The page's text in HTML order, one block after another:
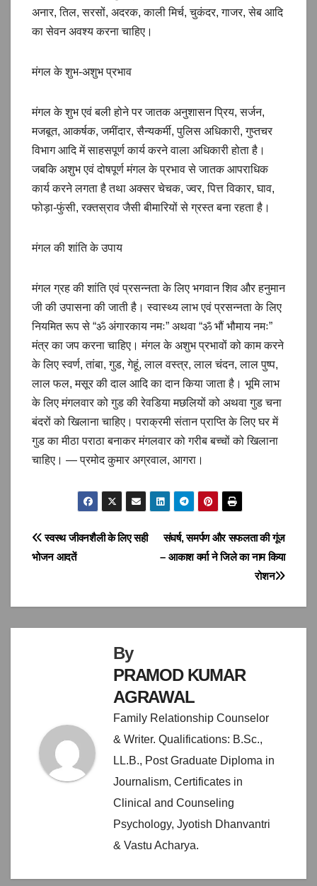
अनार, तिल, सरसों, अदरक, काली मिर्च, चुकंदर, गाजर, सेब आदि
का सेवन अवश्य करना चाहिए।
मंगल के शुभ-अशुभ प्रभाव
मंगल के शुभ एवं बली होने पर जातक अनुशासन प्रिय, सर्जन,
मजबूत, आकर्षक, जमींदार, सैन्यकर्मी, पुलिस अधिकारी, गुप्तचर
विभाग आदि में साहसपूर्ण कार्य करने वाला अधिकारी होता है।
जबकि अशुभ एवं दोषपूर्ण मंगल के प्रभाव से जातक आपराधिक
कार्य करने लगता है तथा अक्सर चेचक, ज्वर, पित्त विकार, घाव,
फोड़ा-फुंसी, रक्तस्राव जैसी बीमारियों से ग्रस्त बना रहता है।
मंगल की शांति के उपाय
मंगल ग्रह की शांति एवं प्रसन्नता के लिए भगवान शिव और हनुमान
जी की उपासना की जाती है। स्वास्थ्य लाभ एवं प्रसन्नता के लिए
नियमित रूप से “ॐ अंगारकाय नमः” अथवा “ॐ भौं भौमाय नमः”
मंत्र का जप करना चाहिए। मंगल के अशुभ प्रभावों को काम करने
के लिए स्वर्ण, तांबा, गुड, गेहूं, लाल वस्त्र, लाल चंदन, लाल पुष्प,
लाल फल, मसूर की दाल आदि का दान किया जाता है। भूमि लाभ
के लिए मंगलवार को गुड की रेवडिया मछलियों को अथवा गुड चना
बंदरों को खिलाना चाहिए। पराक्रमी संतान प्राप्ति के लिए घर में
गुड का मीठा पराठा बनाकर मंगलवार को गरीब बच्चों को खिलाना
चाहिए। — प्रमोद कुमार अग्रवाल, आगरा।
Post
navigation
संघर्ष, समर्पण और सफलता की गूंज
– आकाश वर्मा ने जिले का नाम किया
रोशन
स्वस्थ जीवनशैली के लिए सही
भोजन आदतें
By
PRAMOD KUMAR
AGRAWAL
Family Relationship Counselor
& Writer. Qualifications: B.Sc.,
LL.B., Post Graduate Diploma in
Journalism, Certificates in
Clinical and Counseling
Psychology, Jyotish Dhanvantri
& Vastu Acharya.